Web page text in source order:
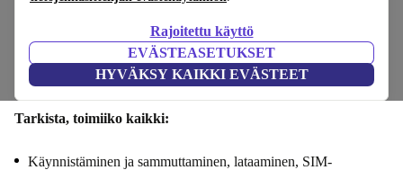
Rajoitettu käyttö
EVÄSTEASETUKSET
HYVÄKSY KAIKKI EVÄSTEET
Vaiheet 1/4
Toiminnallisuus Tekniset tiedot Tarjous Henkilötiedot
Tarkista, toimiiko kaikki:
Käynnistäminen ja sammuttaminen, lataaminen, SIM-